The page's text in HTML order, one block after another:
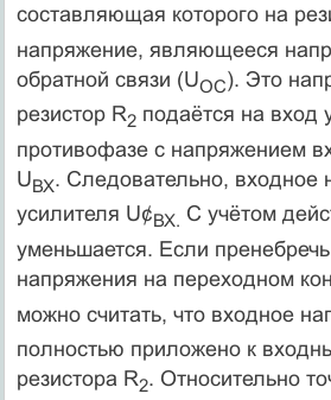
составляющая которого на
напряжение, являющееся
обратной связи (UОС). Это
резистор R2подаётся на вход
противофазе с напряжением
UВХ. Следовательно, входное
усилителя U¢ВХ. С учётом
уменьшается. Если
напряжения на переходном
можно считать, что входное
полностью приложено к
резистора R2. Относительно